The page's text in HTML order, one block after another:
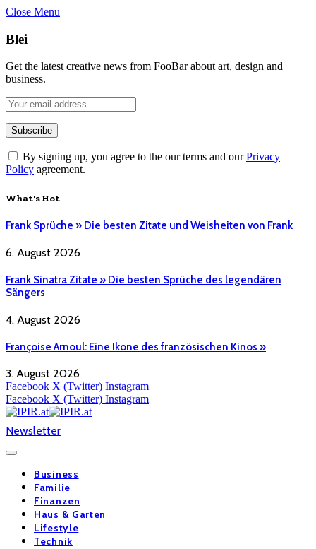
Close Menu
Blei
Get the latest creative news from FooBar about art, design and
business.
By signing up, you agree to the our terms and ourPrivacy
Policy agreement.
What's Hot
Frank Sprüche » Die besten Zitate und Weisheiten von Frank
6. August 2026
Frank Sinatra Zitate » Die besten Sprüche des legendären
Sängers
4. August 2026
Françoise Arnoul: Eine Ikone des französischen Kinos »
3. August 2026
Facebook X (Twitter) Instagram
Facebook X (Twitter) Instagram
Newsletter
Business
Familie
Finanzen
Haus & Garten
Lifestyle
Technik